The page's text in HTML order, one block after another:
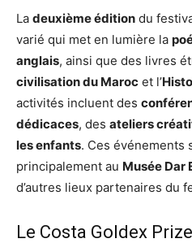
La deuxième édition du
varié qui met en lumière la
anglais, ainsi que des livres
civilisation du Maroc et l’
activités incluent des
dédicaces, des ateliers
les enfants. Ces événements
principalement au Musée Dar
d’autres lieux partenaires du
Le Costa Goldex